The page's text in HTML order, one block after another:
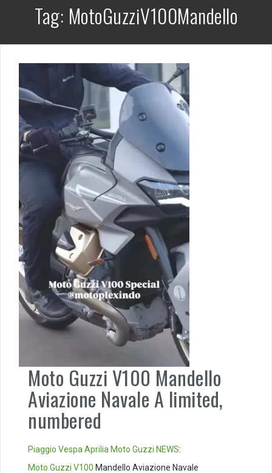
Tag: MotoGuzziV100Mandello
Moto Guzzi V100 Mandello
Aviazione Navale A limited,
numbered
Piaggio Vespa Aprilia Moto Guzzi NEWS:
Moto Guzzi V100 Mandello Aviazione Navale